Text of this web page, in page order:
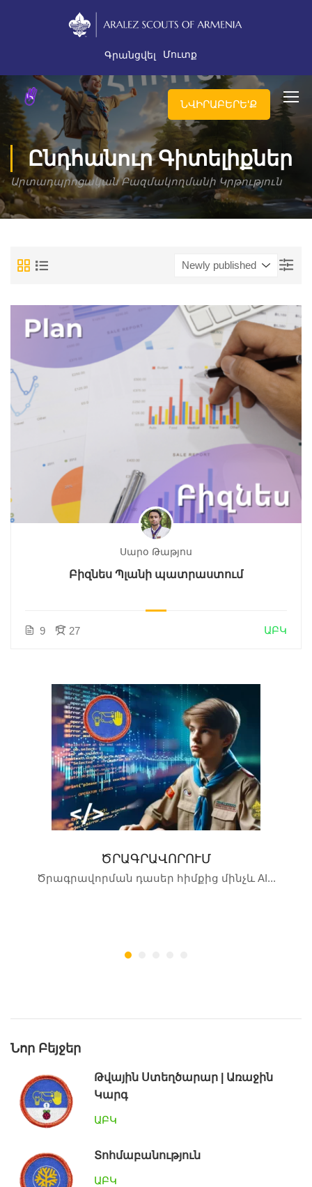
Գրանցվել Մուտք
ՆՎԻՐԱԲԵՐԵ'Ք
Ընդհանուր Գիտելիքներ
Արտադպրոցական Բազմակողմանի Կրթություն
Սարօ Թաթյոս
Բիզնես Պլանի պատրաստում
9 27 ԱԲԿ
ԾՐԱԳՐԱՎՈՐՈՒՄ
Ծրագրավորման դասեր հիմքից մինչև AI...
Նոր Բեյջեր
Թվային Ստեղծարար | Առաջին
Կարգ
ԱԲԿ
Տոհմաբանություն
ԱԲԿ